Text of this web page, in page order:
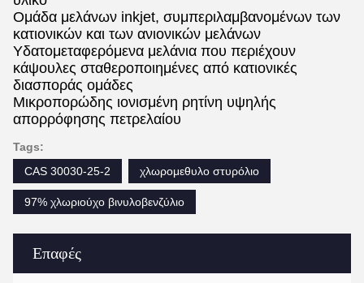
Επαφές
Ομάδα μελάνων inkjet, συμπεριλαμβανομένων των
κατιονικών και των ανιονικών μελάνων
Υδατομεταφερόμενα μελάνια που περιέχουν
κάψουλες σταθεροποιημένες από κατιονικές
διασποράς ομάδες
Μικροπορώδης ιονισμένη ρητίνη υψηλής
απορρόφησης πετρελαίου
Tags:
CAS 30030-25-2
χλωρομεθυλο στυρόλιο
97% χλωριούχο βινυλοβενζύλιο